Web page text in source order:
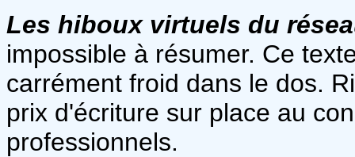
Les hiboux virtuels du
impossible à résumer. Ce
carrément froid dans le dos.
prix d'écriture sur place au
professionnels.